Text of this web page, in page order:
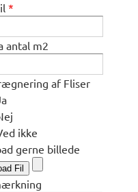
*
antal m2
af Fliser
ikke
gerne billede
Fil